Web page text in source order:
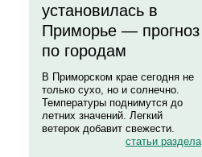
установилась в
Приморье — прогноз
по городам
В Приморском крае сегодня не
только сухо, но и солнечно.
Температуры поднимутся до
летних значений. Легкий
ветерок добавит свежести.
статьи раздела